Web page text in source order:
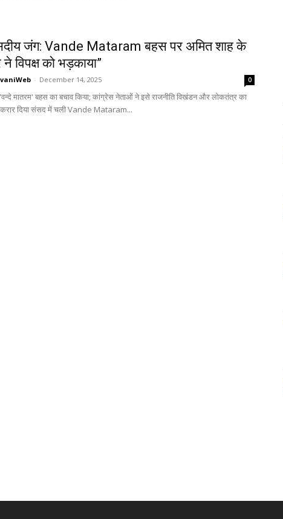
जंग: Vande Mataram बहस पर अमित शाह के
विपक्ष को भड़काया”
- December 14, 2025 0
मातरम' बहस का बचाव किया; कांग्रेस नेताओं ने इसे राजनीति विखंडन और लोकतंत्र का
करार दिया संसद में चली Vande Mataram...